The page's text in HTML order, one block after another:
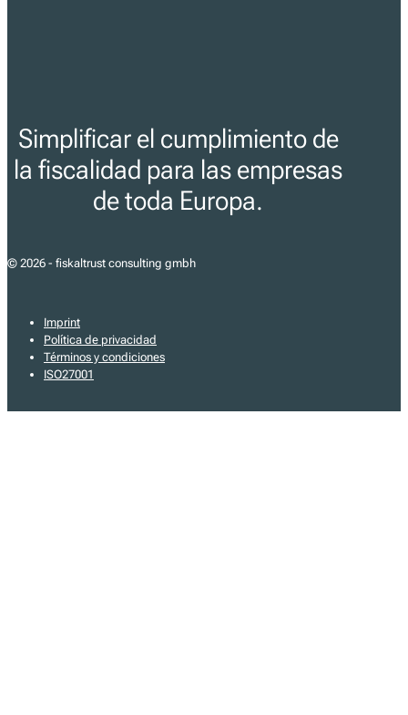
Simplificar el cumplimiento de
la fiscalidad para las empresas
de toda Europa.
© 2026 - fiskaltrust consulting gmbh
Imprint
Política de privacidad
Términos y condiciones
ISO27001